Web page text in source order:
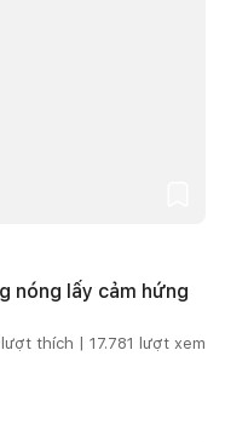
nóng lấy cảm hứng
lượt thích | 17.781 lượt xem